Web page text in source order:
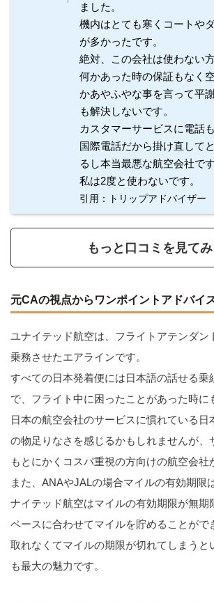
ました。
機内はとても寒くコートや
が多かったです。
絶対、この会社は使わない
何かあった時の保証もなく
かあやふやな事を言って平
も解決しないです。
カスタマーサービスに電話
国際電話だから掛け直して
るし本当最悪な航空会社です
私は2度と使わないです。
引用：トリップアドバイザー
もっと口コミを見て
元CAの視点からワンポイントアドバイ
ユナイテッド航空は、フライトアテンダン
乗務させたエアラインです。
すべての日本発着便には日本語の話せる乗
で、フライト中に困ったことがあった時に
日本の航空会社のサービスに慣れている日
の物足りなさを感じるかもしれませんが、
もとにかくコスパ重視の方向けの航空会社
また、ANAやJALの場合マイルの有効期限
ナイテッド航空はマイルの有効期限が無期
ペースに合わせてマイルを貯めることがで
取れなくてマイルの期限が切れてしまうと
も最大の魅力です。